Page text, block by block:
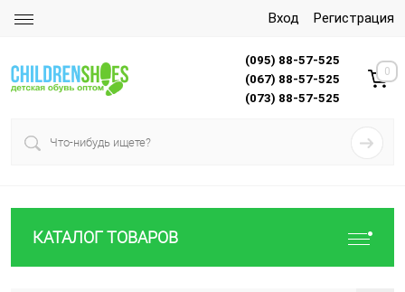
Вход Регистрация
(095) 88-57-525
(067) 88-57-525
(073) 88-57-525
0
КАТАЛОГ ТОВАРОВ